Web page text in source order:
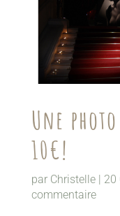
Une
10€!
par Christelle| 20
commentaire